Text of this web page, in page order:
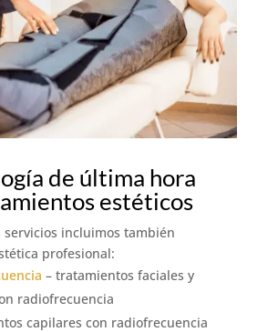
de última hora
estéticos
servicios incluimos también
profesional:
– tratamientos faciales y
radiofrecuencia
capilares con radiofrecuencia